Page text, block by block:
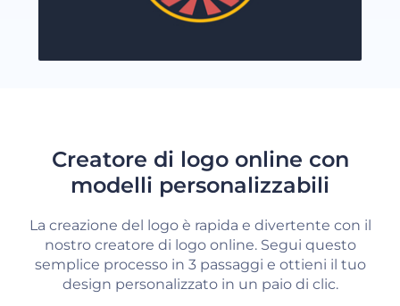
Creatore di logo online con
modelli personalizzabili
La creazione del logo è rapida e divertente con il
nostro creatore di logo online. Segui questo
semplice processo in 3 passaggi e ottieni il tuo
design personalizzato in un paio di clic.